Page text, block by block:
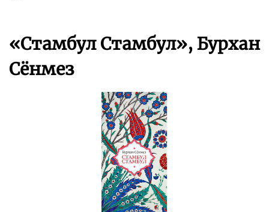
«Стамбул Стамбул», Бурхан
Сёнмез